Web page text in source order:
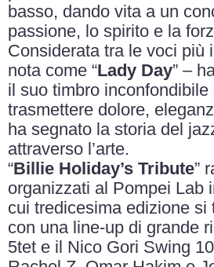
basso, dando vita a un
passione, lo spirito e la
Considerata tra le voci più
nota come “Lady Day” –
il suo timbro
trasmettere dolore,
ha segnato la storia del
attraverso l’arte.
“Billie Holiday’s Tribute”
organizzati al Pompei Lab
cui tredicesima edizione
con una line-up di grande
5tet e il Nico Gori Swing